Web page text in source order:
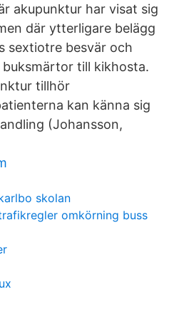
akupunktur har visat sig
där ytterligare belägg
sextiotre besvär och
till kikhosta.
tillhör
kan känna sig
(Johansson,
skolan
omkörning buss